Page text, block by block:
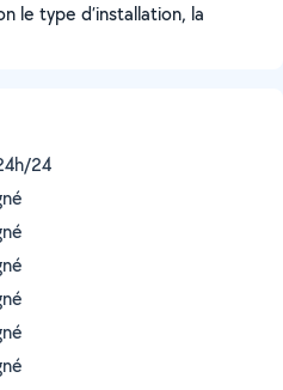
le type d’installation, la
24